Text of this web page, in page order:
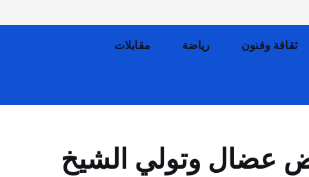
ثقافة وفنون رياضة مقابلات
عضال وتولي الشيخ
أغسطس 3, 2026
أهم الأخبار جاليات غير مصنف
يوليو 30, 2026